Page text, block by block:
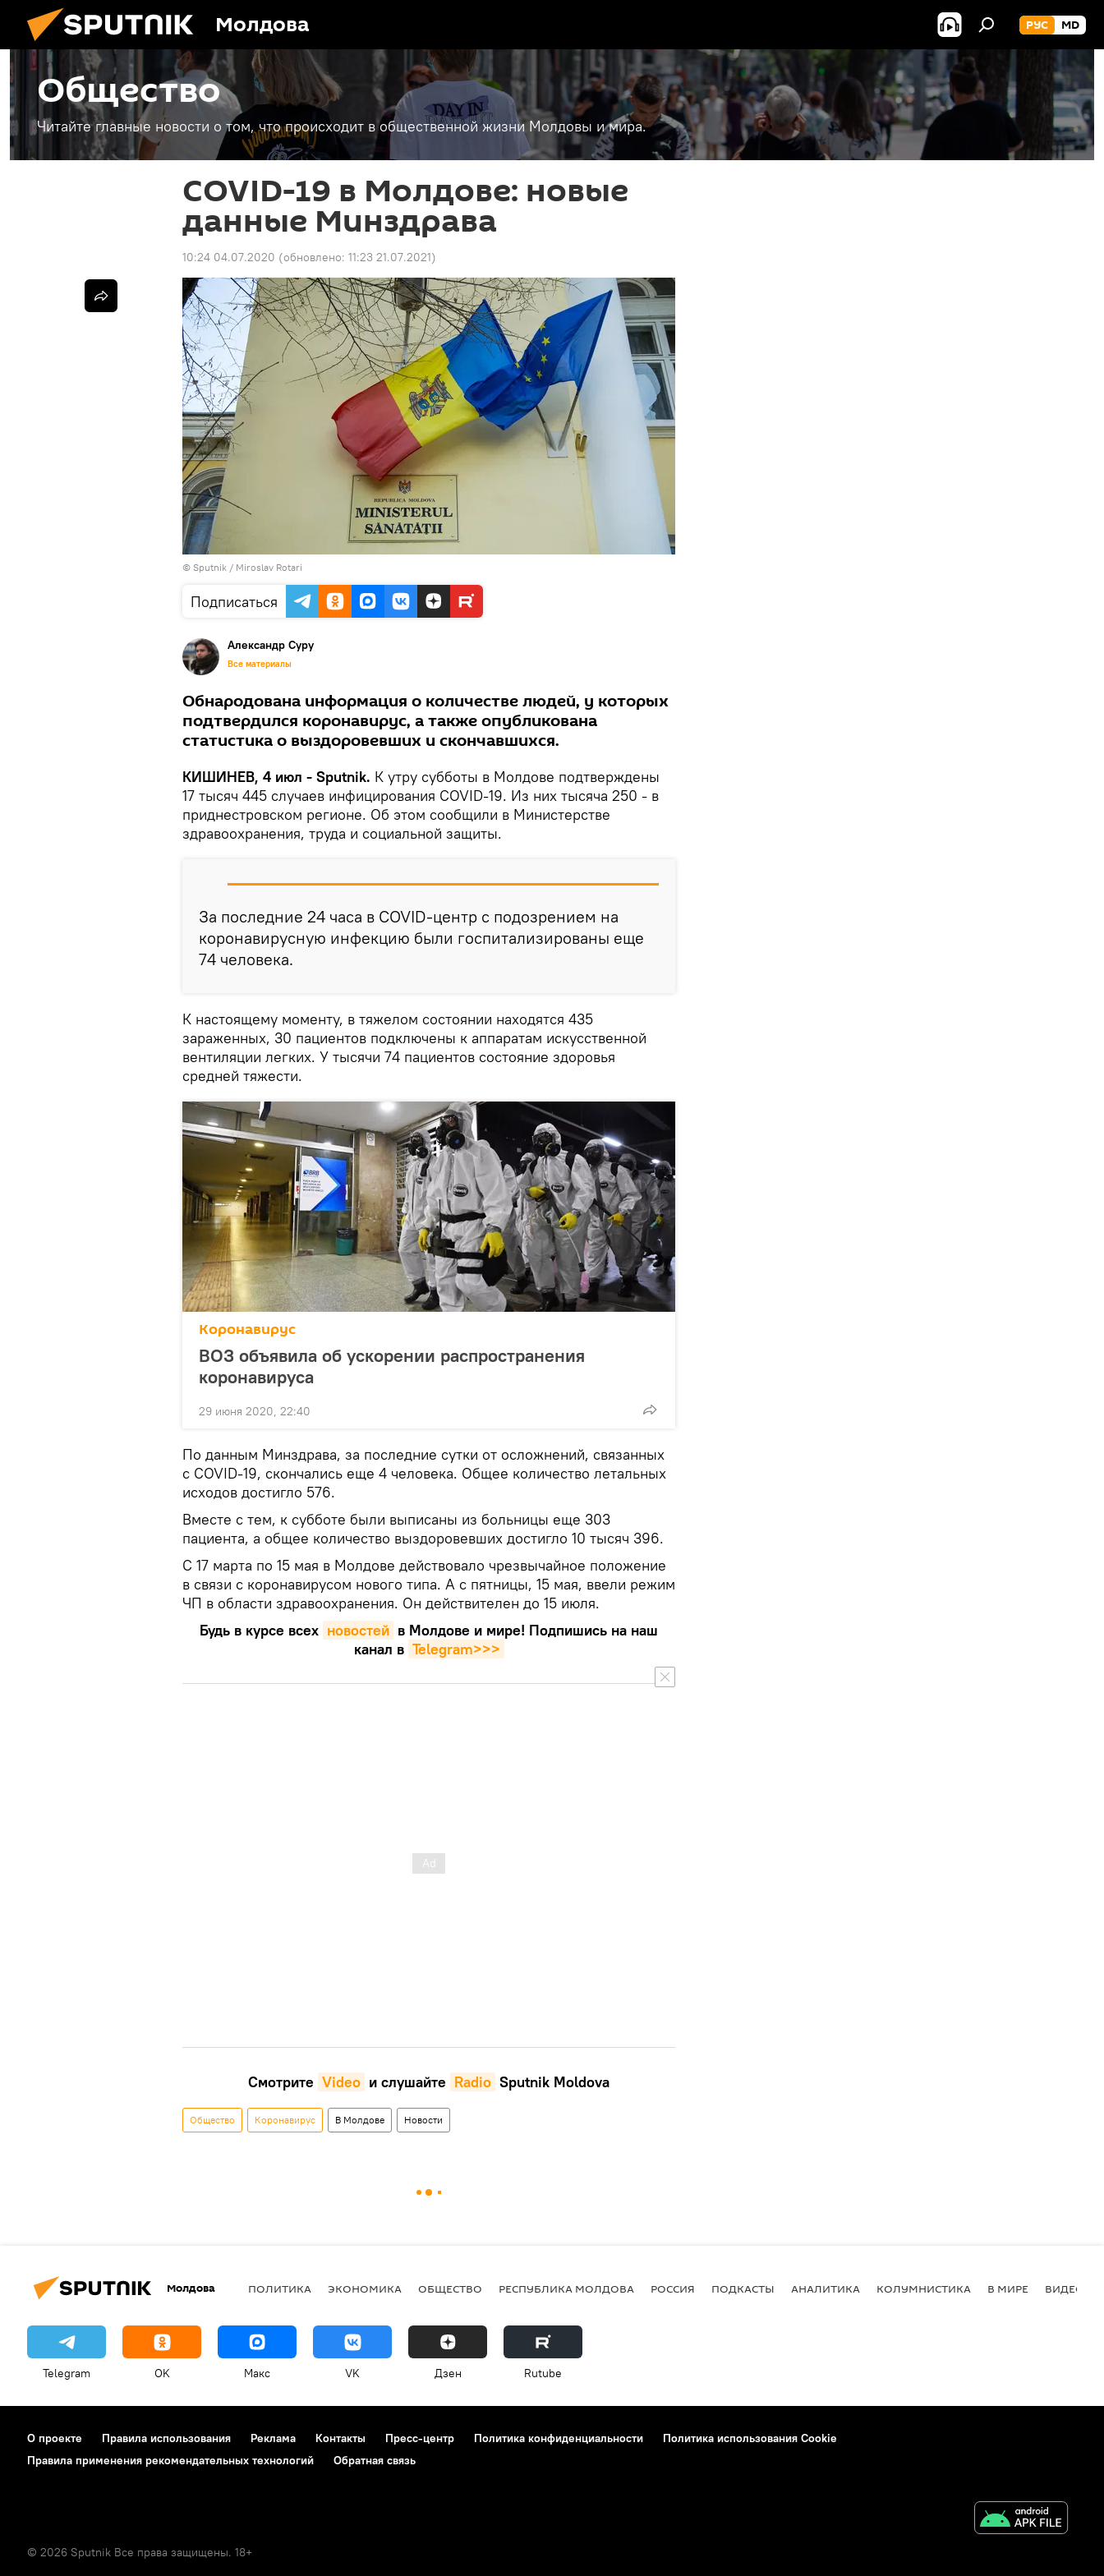
Молдова РУС MD
Общество
Читайте главные новости о том, что происходит в общественной жизни Молдовы и мира.
COVID-19 в Молдове: новые
данные Минздрава
10:24 04.07.2020 (обновлено: 11:23 21.07.2021)
© Sputnik / Miroslav Rotari
Подписаться
Александр Суру
Все материалы
Обнародована информация о количестве людей, у которых
подтвердился коронавирус, а также опубликована
статистика о выздоровевших и скончавшихся.
КИШИНЕВ, 4 июл - Sputnik. К утру субботы в Молдове подтверждены
17 тысяч 445 случаев инфицирования COVID-19. Из них тысяча 250 - в
приднестровском регионе. Об этом сообщили в Министерстве
здравоохранения, труда и социальной защиты.
За последние 24 часа в COVID-центр с подозрением на
коронавирусную инфекцию были госпитализированы еще
74 человека.
К настоящему моменту, в тяжелом состоянии находятся 435
зараженных, 30 пациентов подключены к аппаратам искусственной
вентиляции легких. У тысячи 74 пациентов состояние здоровья
средней тяжести.
Коронавирус
ВОЗ объявила об ускорении распространения
коронавируса
29 июня 2020, 22:40
По данным Минздрава, за последние сутки от осложнений, связанных
с COVID-19, скончались еще 4 человека. Общее количество летальных
исходов достигло 576.
Вместе с тем, к субботе были выписаны из больницы еще 303
пациента, а общее количество выздоровевших достигло 10 тысяч 396.
С 17 марта по 15 мая в Молдове действовало чрезвычайное положение
в связи с коронавирусом нового типа. А с пятницы, 15 мая, ввели режим
ЧП в области здравоохранения. Он действителен до 15 июля.
Будь в курсе всех новостей в Молдове и мире! Подпишись на наш
канал в Telegram>>>
Смотрите Video и слушайте Radio Sputnik Moldova
Общество Коронавирус В Молдове Новости
Молдова ПОЛИТИКА ЭКОНОМИКА ОБЩЕСТВО РЕСПУБЛИКА МОЛДОВА РОССИЯ ПОДКАСТЫ АНАЛИТИКА КОЛУМНИСТИКА В МИРЕ ВИДЕО
Telegram OK Макс VK Дзен Rutube
О проекте Правила использования Реклама Контакты Пресс-центр Политика конфиденциальности
Политика использования Cookie
Правила применения рекомендательных технологий
Обратная связь
© 2026 Sputnik Все права защищены. 18+